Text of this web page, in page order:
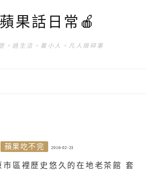
果話日常🍎
。過生活。養小人。凡人瑣碎事
蘋果吃不完 2016-02-23
市區裡歷史悠久的在地老茶館 套